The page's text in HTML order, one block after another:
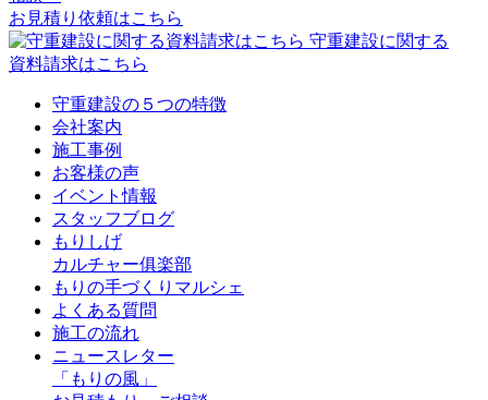
お見積り依頼はこちら
守重建設に関する
資料請求はこちら
守重建設の５つの特徴
会社案内
施工事例
お客様の声
イベント情報
スタッフブログ
もりしげ
カルチャー俱楽部
もりの手づくりマルシェ
よくある質問
施工の流れ
ニュースレター
「もりの風」